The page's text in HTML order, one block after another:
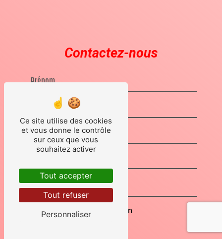
Contactez-nous
Combien font quatre plus un
Ce site utilise des cookies
et vous donne le contrôle
sur ceux que vous
souhaitez activer
Tout accepter
Tout refuser
Personnaliser